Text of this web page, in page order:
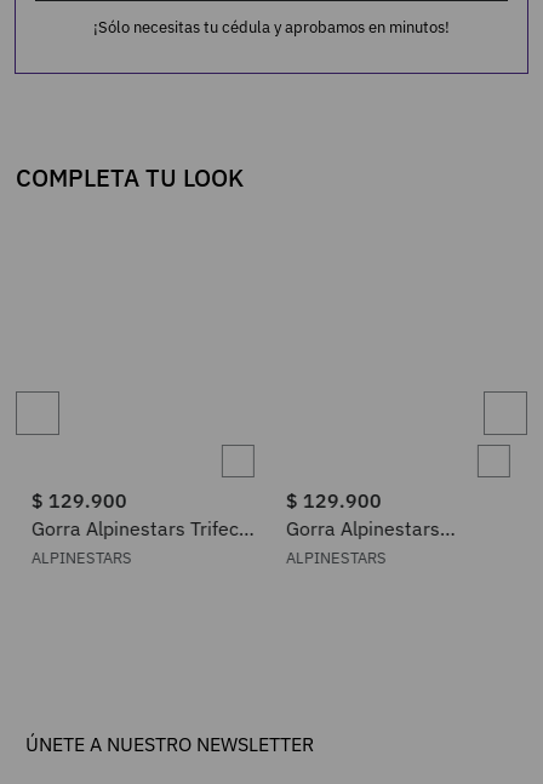
¡Sólo necesitas tu cédula y aprobamos en minutos!
COMPLETA TU LOOK
$ 129.900
Gorra Alpinestars Trifecta
Snapback
ALPINESTARS
$ 129.900
Gorra Alpinestars
Ageless Shadow Trucker
ALPINESTARS
ÚNETE A NUESTRO NEWSLETTER